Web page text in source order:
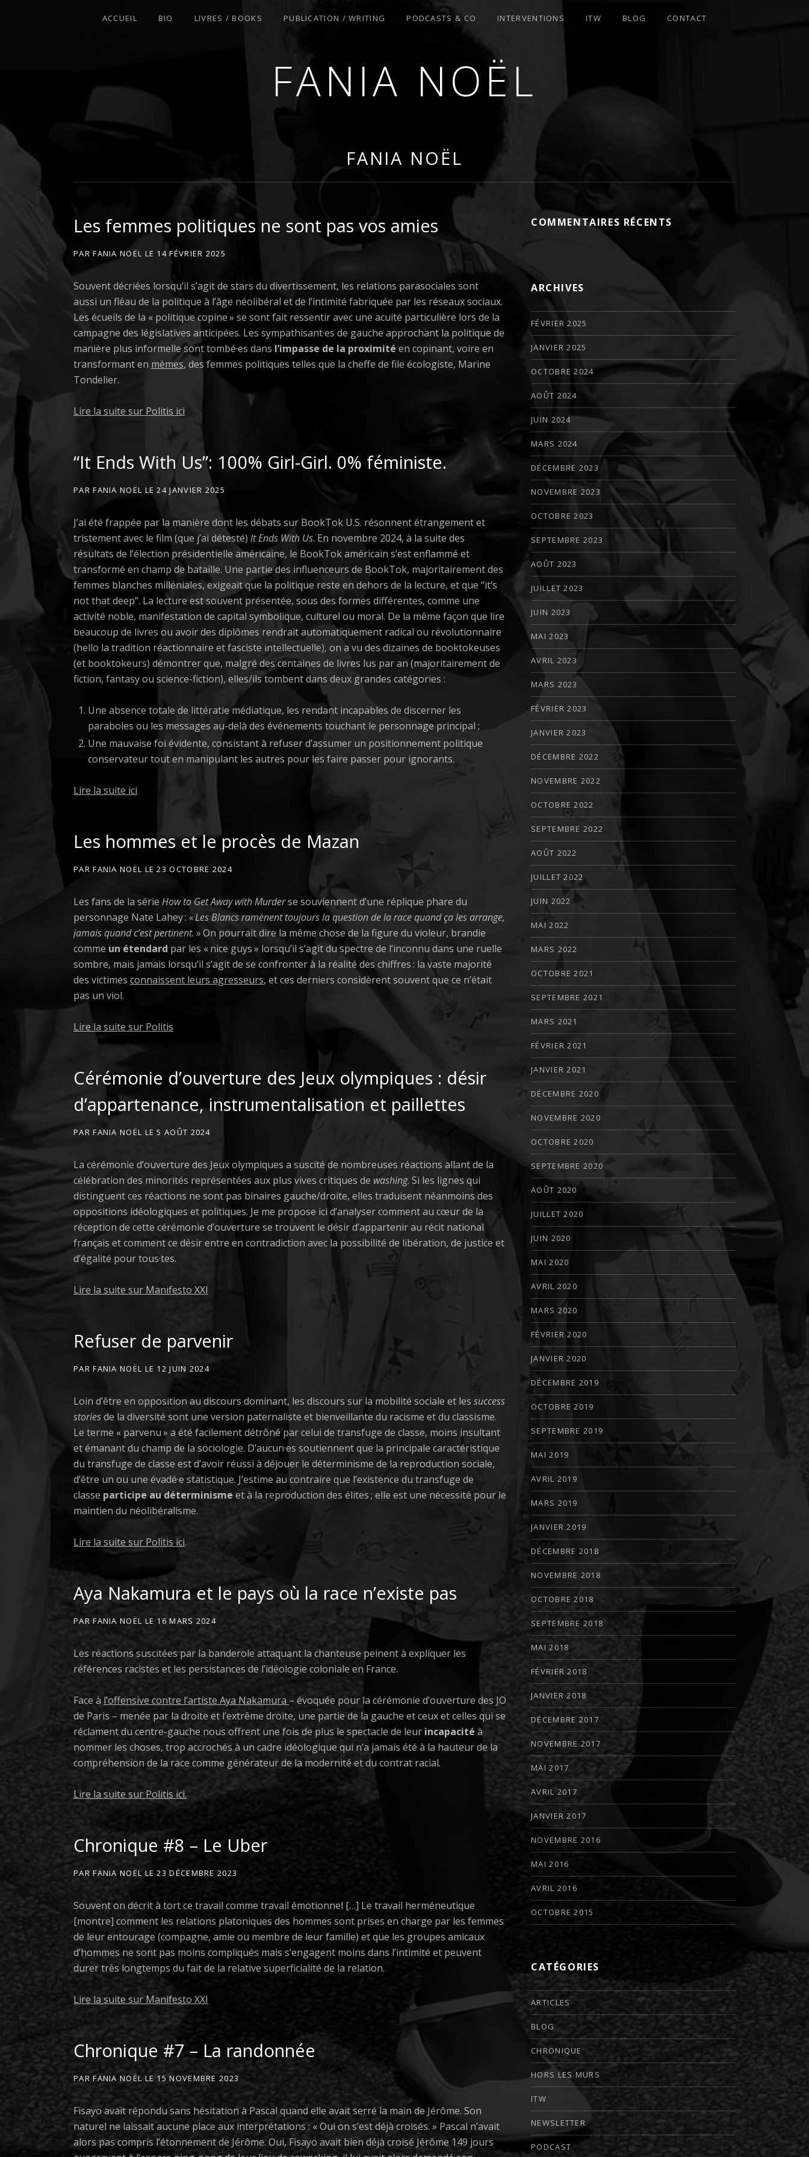
FANIA NOËL
ACCUEIL BIO LIVRES / BOOKS PUBLICATION / WRITING PODCASTS & CO INTERVENTIONS ITW BLOG CONTACT
FANIA NOËL
Les femmes politiques ne sont pas vos amies
PARFANIA NOËL LE 14 FÉVRIER 2025
Souvent décriées lorsqu’il s’agit de stars du divertissement, les relations parasociales sont
aussi un fléau de la politique à l’âge néolibéral et de l’intimité fabriquée par les réseaux sociaux.
Les écueils de la « politique copine » se sont fait ressentir avec une acuité particulière lors de la
campagne des législatives anticipées. Les sympathisant·es de gauche approchant la politique de
manière plus informelle sont tombé·es dans l’impasse de la proximité en copinant, voire en
transformant en mèmes, des femmes politiques telles que la cheffe de file écologiste, Marine
Tondelier.
Lire la suite sur Politis ici
“It Ends With Us”: 100% Girl-Girl. 0% féministe.
PARFANIA NOËL LE 24 JANVIER 2025
J’ai été frappée par la manière dont les débats sur BookTok U.S. résonnent étrangement et
tristement avec le film (que j’ai détesté) It Ends With Us. En novembre 2024, à la suite des
résultats de l’élection présidentielle américaine, le BookTok américain s’est enflammé et
transformé en champ de bataille. Une partie des influenceurs de BookTok, majoritairement des
femmes blanches milléniales, exigeait que la politique reste en dehors de la lecture, et que “it’s
not that deep”. La lecture est souvent présentée, sous des formes différentes, comme une
activité noble, manifestation de capital symbolique, culturel ou moral. De la même façon que lire
beaucoup de livres ou avoir des diplômes rendrait automatiquement radical ou révolutionnaire
(hello la tradition réactionnaire et fasciste intellectuelle), on a vu des dizaines de booktokeuses
(et booktokeurs) démontrer que, malgré des centaines de livres lus par an (majoritairement de
fiction, fantasy ou science-fiction), elles/ils tombent dans deux grandes catégories :
Une absence totale de littératie médiatique, les rendant incapables de discerner les
paraboles ou les messages au-delà des événements touchant le personnage principal ;
Une mauvaise foi évidente, consistant à refuser d’assumer un positionnement politique
conservateur tout en manipulant les autres pour les faire passer pour ignorants.
Lire la suite ici
Les hommes et le procès de Mazan
PARFANIA NOËL LE 23 OCTOBRE 2024
Les fans de la série How to Get Away with Murderse souviennent d’une réplique phare du
personnage Nate Lahey : « Les Blancs ramènent toujours la question de la race quand ça les arrange,
jamais quand c’est pertinent. »On pourrait dire la même chose de la figure du violeur, brandie
comme un étendard par les « nice guys » lorsqu’il s’agit du spectre de l’inconnu dans une ruelle
sombre, mais jamais lorsqu’il s’agit de se confronter à la réalité des chiffres : la vaste majorité
des victimes connaissent leurs agresseurs, et ces derniers considèrent souvent que ce n’était
pas un viol.
Lire la suite sur Politis
Cérémonie d’ouverture des Jeux olympiques : désir
d’appartenance, instrumentalisation et paillettes
PARFANIA NOËL LE 5 AOÛT 2024
La cérémonie d’ouverture des Jeux olympiques a suscité de nombreuses réactions allant de la
célébration des minorités représentées aux plus vives critiques de washing. Si les lignes qui
distinguent ces réactions ne sont pas binaires gauche/droite, elles traduisent néanmoins des
oppositions idéologiques et politiques. Je me propose ici d’analyser comment au cœur de la
réception de cette cérémonie d’ouverture se trouvent le désir d’appartenir au récit national
français et comment ce désir entre en contradiction avec la possibilité de libération, de justice et
d’égalité pour tous·tes.
Lire la suite sur Manifesto XXI
Refuser de parvenir
PARFANIA NOËL LE 12 JUIN 2024
Loin d’être en opposition au discours dominant, les discours sur la mobilité sociale et les success
storiesde la diversité sont une version paternaliste et bienveillante du racisme et du classisme.
Le terme « parvenu » a été facilement détrôné par celui de transfuge de classe, moins insultant
et émanant du champ de la sociologie. D’aucun·es soutiennent que la principale caractéristique
du transfuge de classe est d’avoir réussi à déjouer le déterminisme de la reproduction sociale,
d’être un ou une évadé·e statistique. J’estime au contraire que l’existence du transfuge de
classe participe au déterminisme et à la reproduction des élites ; elle est une nécessité pour le
maintien du néolibéralisme.
Lire la suite sur Politis ici.
Aya Nakamura et le pays où la race n’existe pas
PARFANIA NOËL LE 16 MARS 2024
Les réactions suscitées par la banderole attaquant la chanteuse peinent à expliquer les
références racistes et les persistances de l’idéologie coloniale en France.
Face à l’offensive contre l’artiste Aya Nakamura – évoquée pour la cérémonie d’ouverture des JO
de Paris – menée par la droite et l’extrême droite, une partie de la gauche et ceux et celles qui se
réclament du centre-gauche nous offrent une fois de plus le spectacle de leur incapacité à
nommer les choses, trop accrochés à un cadre idéologique qui n’a jamais été à la hauteur de la
compréhension de la race comme générateur de la modernité et du contrat racial.
Lire la suite sur Politis ici.
Chronique #8 – Le Uber
PARFANIA NOËL LE 23 DÉCEMBRE 2023
Souvent on décrit à tort ce travail comme travail émotionnel […] Le travail herméneutique
[montre] comment les relations platoniques des hommes sont prises en charge par les femmes
de leur entourage (compagne, amie ou membre de leur famille) et que les groupes amicaux
d’hommes ne sont pas moins compliqués mais s’engagent moins dans l’intimité et peuvent
durer très longtemps du fait de la relative superficialité de la relation.
Lire la suite sur Manifesto XXI
Chronique #7 – La randonnée
PARFANIA NOËL LE 15 NOVEMBRE 2023
Fisayo avait répondu sans hésitation à Pascal quand elle avait serré la main de Jérôme. Son
naturel ne laissait aucune place aux interprétations : « Oui on s’est déjà croisés. » Pascal n’avait
alors pas compris l’étonnement de Jérôme. Oui, Fisayo avait bien déjà croisé Jérôme 149 jours
COMMENTAIRES RÉCENTS
ARCHIVES
FÉVRIER 2025
JANVIER 2025
OCTOBRE 2024
AOÛT 2024
JUIN 2024
MARS 2024
DÉCEMBRE 2023
NOVEMBRE 2023
OCTOBRE 2023
SEPTEMBRE 2023
AOÛT 2023
JUILLET 2023
JUIN 2023
MAI 2023
AVRIL 2023
MARS 2023
FÉVRIER 2023
JANVIER 2023
DÉCEMBRE 2022
NOVEMBRE 2022
OCTOBRE 2022
SEPTEMBRE 2022
AOÛT 2022
JUILLET 2022
JUIN 2022
MAI 2022
MARS 2022
OCTOBRE 2021
SEPTEMBRE 2021
MARS 2021
FÉVRIER 2021
JANVIER 2021
DÉCEMBRE 2020
NOVEMBRE 2020
OCTOBRE 2020
SEPTEMBRE 2020
AOÛT 2020
JUILLET 2020
JUIN 2020
MAI 2020
AVRIL 2020
MARS 2020
FÉVRIER 2020
JANVIER 2020
DÉCEMBRE 2019
OCTOBRE 2019
SEPTEMBRE 2019
MAI 2019
AVRIL 2019
MARS 2019
JANVIER 2019
DÉCEMBRE 2018
NOVEMBRE 2018
OCTOBRE 2018
SEPTEMBRE 2018
MAI 2018
FÉVRIER 2018
JANVIER 2018
DÉCEMBRE 2017
NOVEMBRE 2017
MAI 2017
AVRIL 2017
JANVIER 2017
NOVEMBRE 2016
MAI 2016
AVRIL 2016
OCTOBRE 2015
CATÉGORIES
ARTICLES
BLOG
CHRONIQUE
HORS LES MURS
ITW
NEWSLETTER
PODCAST